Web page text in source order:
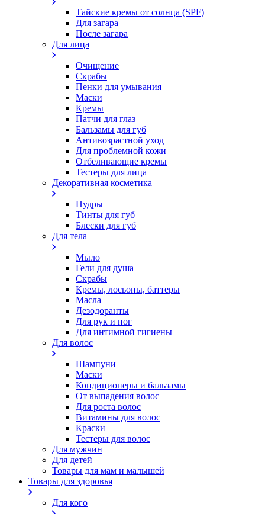
Тайские кремы от солнца (SPF)
Для загара
После загара
Для лица
Очищение
Скрабы
Пенки для умывания
Маски
Кремы
Патчи для глаз
Бальзамы для губ
Антивозрастной уход
Для проблемной кожи
Oтбеливающие кремы
Тестеры для лица
Декоративная косметика
Пудры
Тинты для губ
Блески для губ
Для тела
Мыло
Гели для душа
Скрабы
Кремы, лосьоны, баттеры
Масла
Дезодоранты
Для рук и ног
Для интимной гигиены
Для волос
Шампуни
Маски
Кондиционеры и бальзамы
От выпадения волос
Для роста волос
Витамины для волос
Краски
Тестеры для волос
Для мужчин
Для детей
Товары для мам и малышей
Товары для здоровья
Для кого